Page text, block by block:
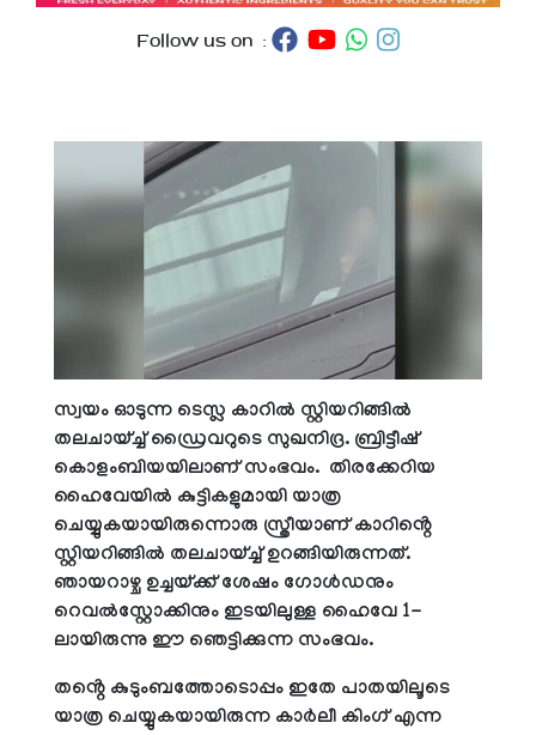
Follow us on :
സ്വയം ഓടുന്ന ടെസ്ല കാറിൽ സ്റ്റിയറിങ്ങിൽ
തലചായ്ച്ച് ഡ്രൈവറുടെ സുഖനിദ്ര. ബ്രിട്ടീഷ്
കൊളംബിയയിലാണ് സംഭവം. തിരക്കേറിയ
ഹൈവേയിൽ കുട്ടികളുമായി യാത്ര
ചെയ്യുകയായിരുന്നൊരു സ്ത്രീയാണ് കാറിൻ്റെ
സ്റ്റിയറിങ്ങിൽ തലചായ്ച്ച് ഉറങ്ങിയിരുന്നത്.
ഞായറാഴ്ച ഉച്ചയ്ക്ക് ശേഷം ഗോൾഡനും
റെവൽസ്റ്റോക്കിനും ഇടയിലുള്ള ഹൈവേ 1-
ലായിരുന്നു ഈ ഞെട്ടിക്കുന്ന സംഭവം.
തൻ്റെ കുടുംബത്തോടൊപ്പം ഇതേ പാതയിലൂടെ
യാത്ര ചെയ്യുകയായിരുന്ന കാർലീ കിംഗ് എന്ന